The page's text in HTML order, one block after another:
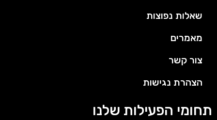
שאלות נפוצות
מאמרים
צור קשר
הצהרת נגישות
תחומי הפעילות שלנו